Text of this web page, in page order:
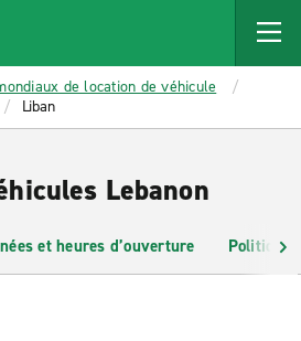
de location de véhicule
Liban
Lebanon
et heures d’ouverture Politiques